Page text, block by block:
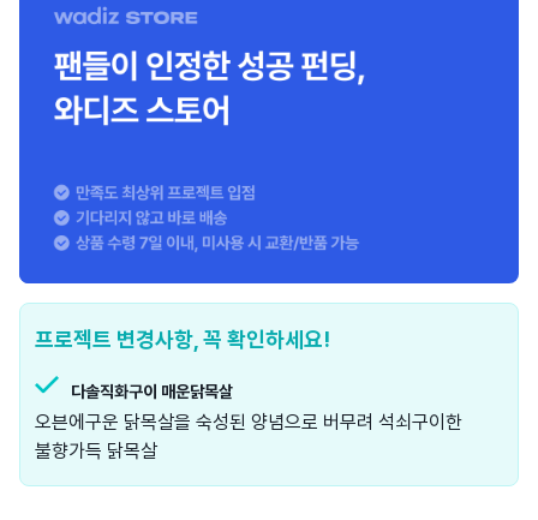
프로젝트 변경사항, 꼭 확인하세요!
다솔직화구이 매운닭목살
오븐에구운 닭목살을 숙성된 양념으로 버무려 석쇠구이한
불향가득 닭목살